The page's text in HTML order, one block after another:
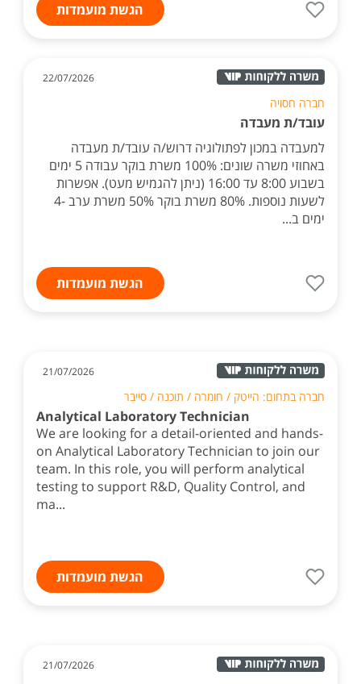
הגשת מועמדות
22/07/2026
חברה חסויה
עובד/ת מעבדה
למעבדה במכון לפתולוגיה דרוש/ה עובד/ת מעבדה
באחוזי משרה שונים: 100% משרת בוקר עבודה 5 ימים
בשבוע 8:00 עד 16:00 (ניתן להגמיש מעט). אפשרות
לשעות נוספות. 80% משרת בוקר 50% משרת ערב -4
ימים ב...
הגשת מועמדות
21/07/2026
חברה בתחום: הייטק / חומרה / תוכנה / סייבר
Analytical Laboratory Technician
We are looking for a detail-oriented and hands-
on Analytical Laboratory Technician to join our
team. In this role, you will perform analytical
testing to support R&D, Quality Control, and
ma...
הגשת מועמדות
21/07/2026